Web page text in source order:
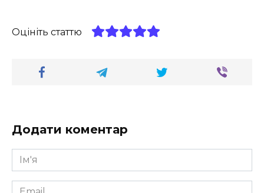
Оцініть статтю
Додати коментар
Ім'я
*
Email